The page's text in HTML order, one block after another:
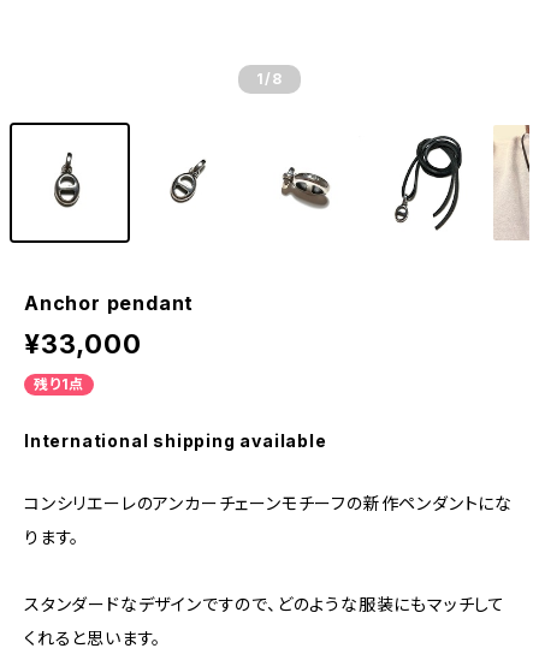
1 /8
Anchor pendant
¥33,000
残り1点
International shipping available
コンシリエーレのアンカーチェーンモチーフの新作ペンダントにな
ります。
スタンダードなデザインですので、どのような服装にもマッチして
くれると思います。